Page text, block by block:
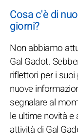
Cosa c'è di
giorni?
Non abbiamo
Gal Gadot.
riflettori per i
nuove
segnalare al
le ultime novità e
attività di Gal